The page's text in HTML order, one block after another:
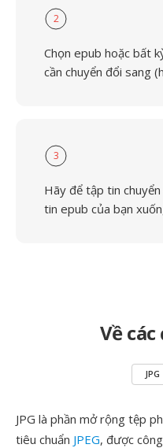
2
Chọn epub hoặc bất
cần chuyển đổi sang
3
Hãy để tập tin
tin epub của bạn
Về
JPG
JPG là phần mở rộng tệp
tiêu chuẩn JPEG, được